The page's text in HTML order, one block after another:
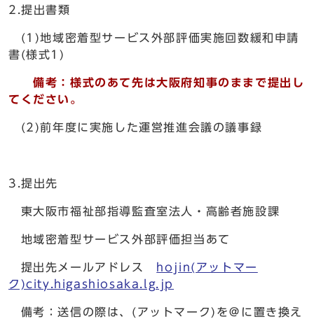
2.提出書類
(1)地域密着型サービス外部評価実施回数緩和申請
書(様式1)
備考：様式のあて先は大阪府知事のままで提出し
てください。
(2)前年度に実施した運営推進会議の議事録
3.提出先
東大阪市福祉部指導監査室法人・高齢者施設課
地域密着型サービス外部評価担当あて
提出先メールアドレス
hojin(アットマー
ク)city.higashiosaka.lg.jp
備考：送信の際は、(アットマーク)を＠に置き換え